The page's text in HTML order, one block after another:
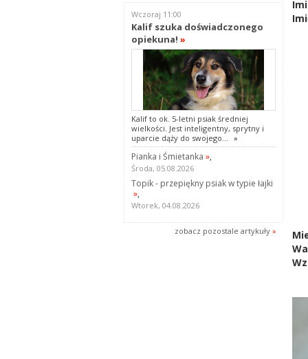
Wczoraj 11:00
Kalif szuka doświadczonego
opiekuna! »
Kalif to ok. 5-letni psiak średniej
wielkości. Jest inteligentny, sprytny i
uparcie dąży do swojego... »
Pianka i Śmietanka »,
Środa, 05.08.2026
Topik - przepiękny psiak w typie łajki
»,
Wtorek, 04.08.2026
zobacz pozostale artykuły »